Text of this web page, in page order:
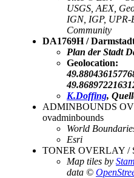
USGS, AEX,
IGN, IGP, UPR-
Community
DA1769H /
Plan der Stadt
Geolocation:
K.Doffing,
ADMINBOUNDS OV
ovadminbounds
World
Esri
TONER OVERLAY /
Map tiles by
data ©